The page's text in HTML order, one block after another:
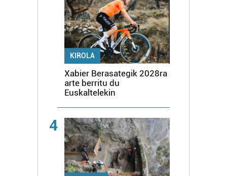
KIROLA
Xabier Berasategik 2028ra
arte berritu du
Euskaltelekin
4